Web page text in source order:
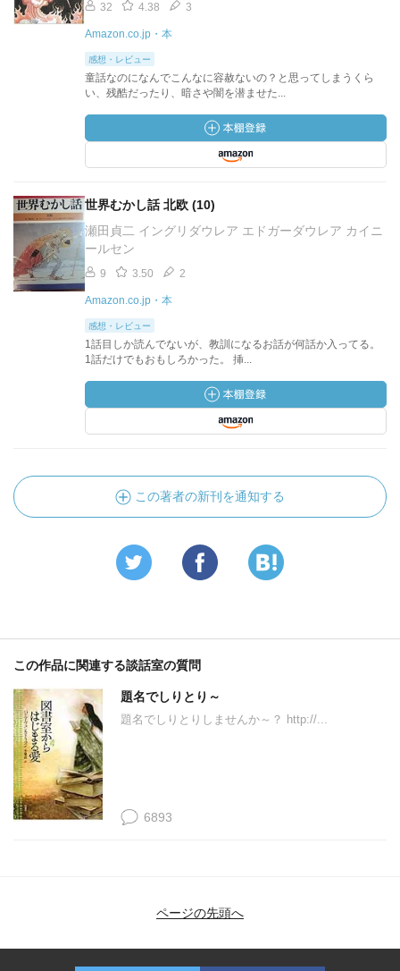
32 4.38 3
Amazon.co.jp・本
感想・レビュー
童話なのになんでこんなに容赦ないの？と思ってしまうくら
い、残酷だったり、暗さや闇を潜ませた...
世界むかし話 北欧 (10)
瀬田貞二 イングリダウレア エドガーダウレア カイニ
ールセン
9 3.50 2
Amazon.co.jp・本
感想・レビュー
1話目しか読んでないが、教訓になるお話が何話か入ってる。
1話だけでもおもしろかった。 挿...
この著者の新刊を通知する
この作品に関連する談話室の質問
題名でしりとり～
題名でしりとりしませんか～？ http://...
6893
ページの先頭へ